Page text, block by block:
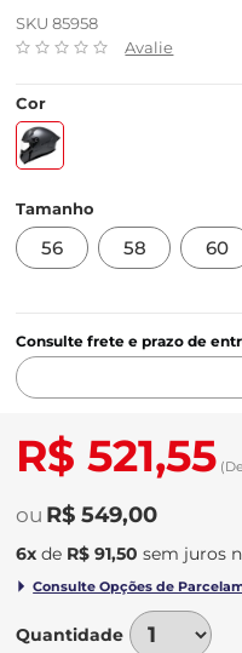
SKU 85958
Avalie
Cor
Tamanho
56 58 60
Consulte frete e prazo de
R$ 521,55
R$ 549,00
6x de R$ 91,50 sem juros
Quantidade